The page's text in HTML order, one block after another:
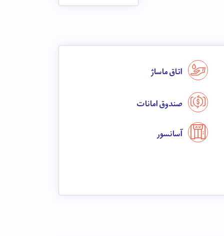
اتاق ماساژ
صندوق امانات
آسانسور